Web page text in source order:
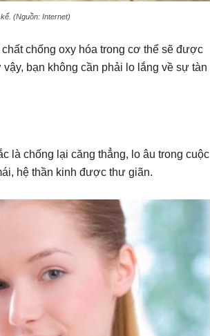
(Nguồn: Internet)
chống oxy hóa trong cơ thể sẽ được
bạn không cần phải lo lắng về sự tàn
là chống lại căng thẳng, lo âu trong cuộc
hệ thần kinh được thư giãn.